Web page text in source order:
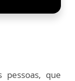
pessoas, que